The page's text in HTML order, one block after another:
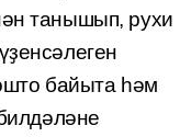
танышып, рухи
байыта һәм